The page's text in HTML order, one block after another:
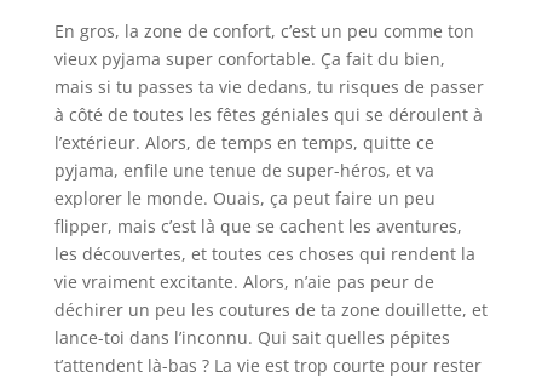
En gros, la zone de confort, c’est un peu comme ton
vieux pyjama super confortable. Ça fait du bien,
mais si tu passes ta vie dedans, tu risques de passer
à côté de toutes les fêtes géniales qui se déroulent à
l’extérieur. Alors, de temps en temps, quitte ce
pyjama, enfile une tenue de super-héros, et va
explorer le monde. Ouais, ça peut faire un peu
flipper, mais c’est là que se cachent les aventures,
les découvertes, et toutes ces choses qui rendent la
vie vraiment excitante. Alors, n’aie pas peur de
déchirer un peu les coutures de ta zone douillette, et
lance-toi dans l’inconnu. Qui sait quelles pépites
t’attendent là-bas ? La vie est trop courte pour rester